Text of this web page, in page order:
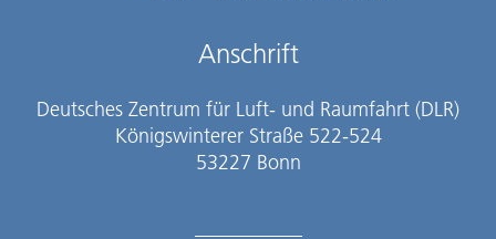
Anschrift
Deutsches Zentrum für Luft- und Raumfahrt (DLR)
Königswinterer Straße 522-524
53227 Bonn